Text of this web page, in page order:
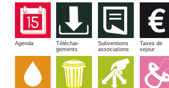
Agenda
Téléchar-
gements
Subventions
associations
Taxes de
sejour